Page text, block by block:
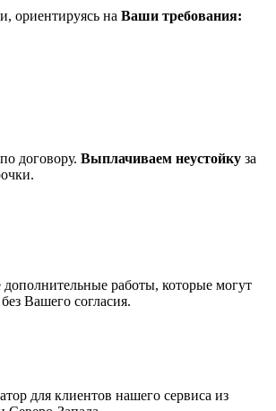
ориентируясь на Ваши требования:
по договору. Выплачиваем неустойку за
работы, которые могут
Вашего согласия.
для клиентов нашего сервиса из